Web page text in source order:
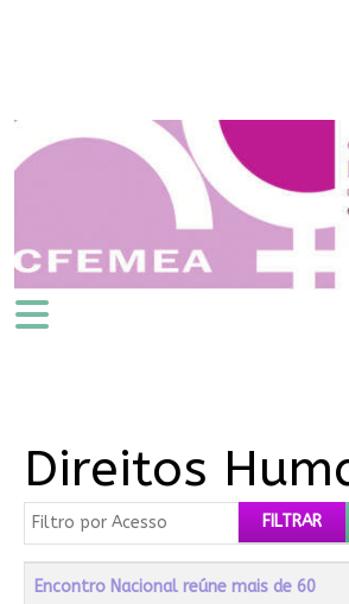
Direitos
Filtro por Acesso FILTRAR
Título Acessos
Encontro Nacional reúne mais de 60